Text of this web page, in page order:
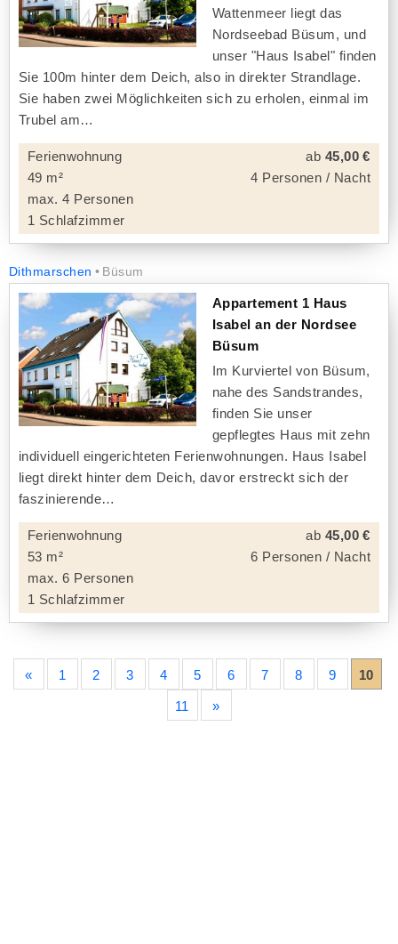
Wattenmeer liegt das
Nordseebad Büsum, und
unser "Haus Isabel" finden
Sie 100m hinter dem Deich, also in direkter Strandlage.
Sie haben zwei Möglichkeiten sich zu erholen, einmal im
Trubel am
Ferienwohnung
49 m²
max. 4 Personen
1 Schlafzimmer
ab 45,00 €
4 Personen / Nacht
Dithmarschen Büsum
Appartement 1 Haus
Isabel an der Nordsee
Büsum
Im Kurviertel von Büsum,
nahe des Sandstrandes,
finden Sie unser
gepflegtes Haus mit zehn
individuell eingerichteten Ferienwohnungen. Haus Isabel
liegt direkt hinter dem Deich, davor erstreckt sich der
faszinierende
Ferienwohnung
53 m²
max. 6 Personen
1 Schlafzimmer
ab 45,00 €
6 Personen / Nacht
« 1 2 3 4 5 6 7 8 9 10
11 »